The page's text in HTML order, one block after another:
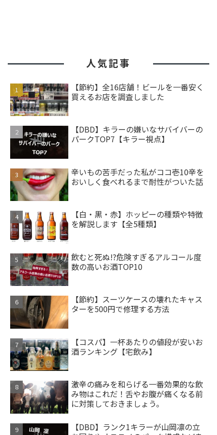
人気記事
【節約】全16店舗！ビールを一番安く
買えるお店を調査しました
【DBD】キラーの嫌いなサバイバーの
パークTOP7【キラー視点】
辛いもの苦手だった私がココ壱10辛を
おいしく食べれるまで耐性がついた話
【白・黒・赤】ホッピーの種類や特徴
を解説します【全5種類】
飲むと死ぬ!?危険すぎるアルコール度
数の高いお酒TOP10
【節約】スーツケースの壊れたキャス
ターを500円で修理する方法
【コスパ】一杯あたりの値段が安いお
酒ランキング【宅飲み】
激辛の痛みを和らげる一番効果的な飲
み物はこれだ！舌やお腹が痛くなる前
に対策しておきましょう。
【DBD】ランク1キラーが山岡凛の立